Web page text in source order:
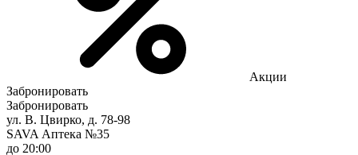
Акции
Забронировать
Забронировать
ул. В. Цвирко, д. 78-98
SAVA Аптека №35
до 20:00